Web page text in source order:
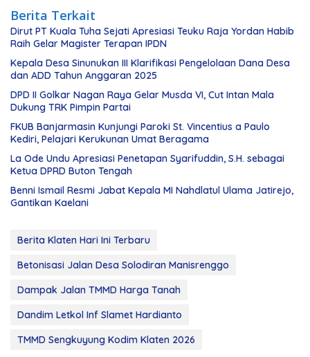
Berita Terkait
Dirut PT Kuala Tuha Sejati Apresiasi Teuku Raja Yordan Habib
Raih Gelar Magister Terapan IPDN
Kepala Desa Sinunukan III Klarifikasi Pengelolaan Dana Desa
dan ADD Tahun Anggaran 2025
DPD II Golkar Nagan Raya Gelar Musda VI, Cut Intan Mala
Dukung TRK Pimpin Partai
FKUB Banjarmasin Kunjungi Paroki St. Vincentius a Paulo
Kediri, Pelajari Kerukunan Umat Beragama
La Ode Undu Apresiasi Penetapan Syarifuddin, S.H. sebagai
Ketua DPRD Buton Tengah
Benni Ismail Resmi Jabat Kepala MI Nahdlatul Ulama Jatirejo,
Gantikan Kaelani
Berita Klaten Hari Ini Terbaru
Betonisasi Jalan Desa Solodiran Manisrenggo
Dampak Jalan TMMD Harga Tanah
Dandim Letkol Inf Slamet Hardianto
TMMD Sengkuyung Kodim Klaten 2026